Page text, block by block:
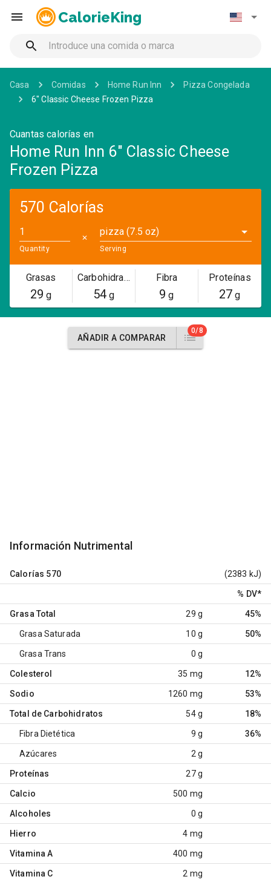
CalorieKing
Casa Comidas Home Run Inn
Pizza Congelada
6" Classic Cheese Frozen Pizza
Cuantas calorías en
Home Run Inn 6" Classic Cheese
Frozen Pizza
570 Calorías
Quantity
✕
pizza (7.5 oz)
Serving
Grasas
29 g
Carbohidratos
54g
Fibra
9 g
Proteínas
27 g
AÑADIR A COMPARAR
0/8
Información Nutrimental
Calorías 570 (2383 kJ)
% DV*
Grasa Total 29 g 45%
Grasa Saturada 10 g 50%
Grasa Trans 0 g
Colesterol 35 mg 12%
Sodio 1260 mg 53%
Total de Carbohidratos 54 g 18%
Fibra Dietética 9 g 36%
Azúcares 2 g
Proteínas 27 g
Calcio 500 mg
Alcoholes 0 g
Hierro 4 mg
Vitamina A 400 mg
Vitamina C 2 mg